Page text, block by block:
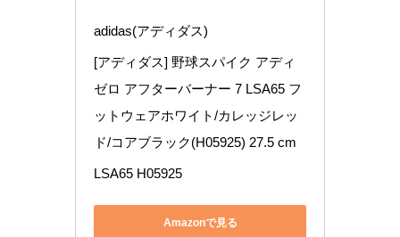
adidas(アディダス)
[アディダス] 野球スパイク アディ
ゼロ アフターバーナー 7 LSA65 フ
ットウェアホワイト/カレッジレッ
ド/コアブラック(H05925) 27.5 cm
LSA65 H05925
Amazonで見る